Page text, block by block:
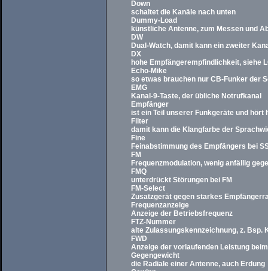
Down
schaltet die Kanäle nach unten
Dummy-Load
künstliche Antenne, zum Messen und
DW
Dual-Watch, damit kann ein zweiter
DX
hohe Empfängerempfindlichkeit, siehe
Echo-Mike
so etwas brauchen nur CB-Funker der
EMG
Kanal-9-Taste, der übliche Notrufkanal
Empfänger
ist ein Teil unserer Funkgeräte und hört
Filter
damit kann die Klangfarbe der
Fine
Feinabstimmung des Empfängers bei
FM
Frequenzmodulation, wenig anfällig
FMQ
unterdrückt Störungen bei FM
FM-Select
Zusatzgerät gegen starkes
Frequenzanzeige
Anzeige der Betriebsfrequenz
FTZ-Nummer
alte Zulassungskennzeichnung, z. Bsp.
FWD
Anzeige der vorlaufenden Leistung
Gegengewicht
die Radiale einer Antenne, auch Erdung